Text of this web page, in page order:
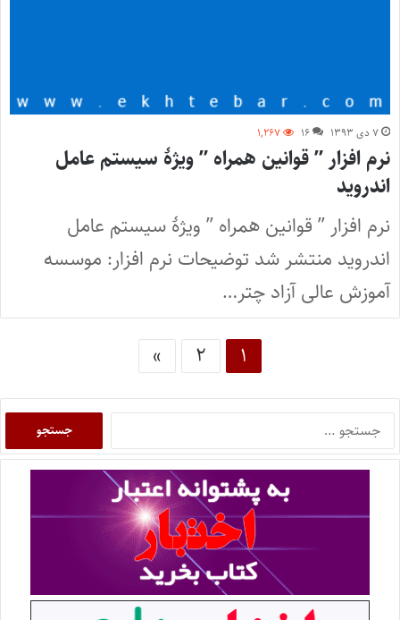
۷ دی ۱۳۹۳ ۱۶ ۱,۲۶۷
نرم افزار ” قوانین همراه ” ویژۀ سیستم عامل
اندروید
نرم افزار ” قوانین همراه ” ویژۀ سیستم عامل
اندروید منتشر شد توضیحات نرم افزار: موسسه
آموزش عالی آزاد چتر…
۱ ۲ »